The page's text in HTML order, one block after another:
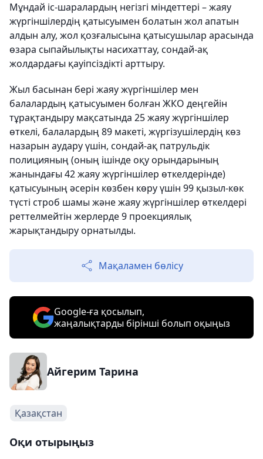
Мұндай іс-шаралардың негізгі міндеттері – жаяу
жүргіншілердің қатысуымен болатын жол апатын
алдын алу, жол қозғалысына қатысушылар арасында
өзара сыпайылықты насихаттау, сондай-ақ
жолдардағы қауіпсіздікті арттыру.
Жыл басынан бері жаяу жүргіншілер мен
балалардың қатысуымен болған ЖКО деңгейін
тұрақтандыру мақсатында 25 жаяу жүргіншілер
өткелі, балалардың 89 макеті, жүргізушілердің көз
назарын аудару үшін, сондай-ақ патрульдік
полицияның (оның ішінде оқу орындарының
жанындағы 42 жаяу жүргіншілер өткелдерінде)
қатысуының әсерін көзбен көру үшін 99 қызыл-көк
түсті строб шамы және жаяу жүргіншілер өткелдері
реттелмейтін жерлерде 9 проекциялық
жарықтандыру орнатылды.
Мақаламен бөлісу
Google-ға қосылып,
жаңалықтарды бірінші болып оқыңыз
Айгерим Тарина
Қазақстан
Оқи отырыңыз